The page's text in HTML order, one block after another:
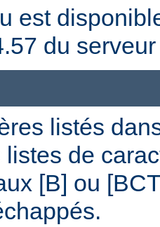
est
du
listés
de
[B] ou